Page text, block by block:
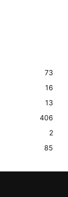
73
16
13
406
2
85